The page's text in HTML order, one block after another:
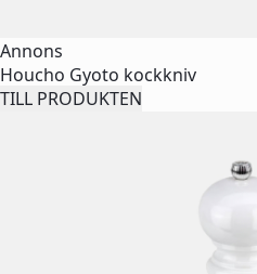
Annons
Houcho Gyoto kockkniv
TILL PRODUKTEN